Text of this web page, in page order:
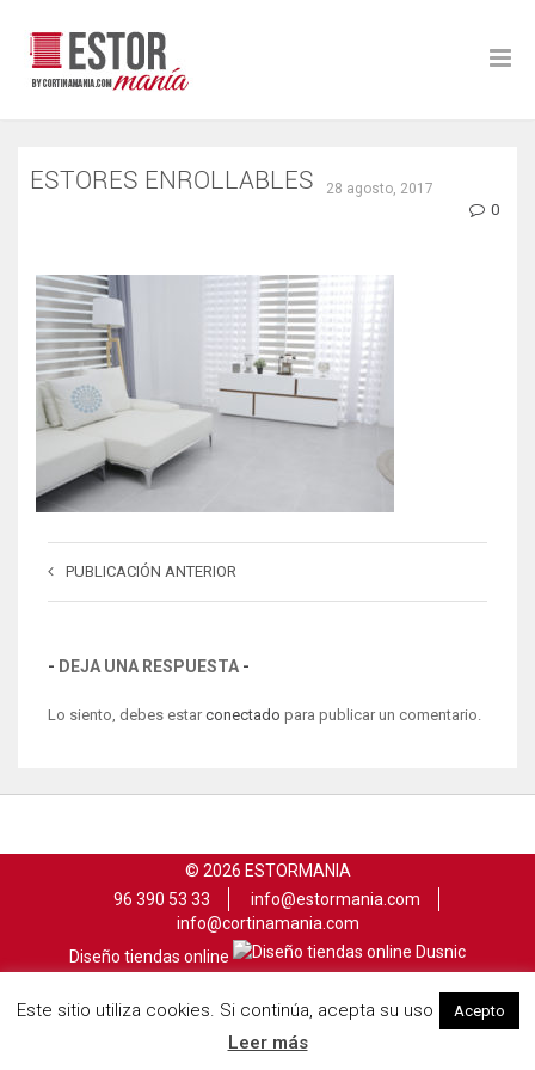
ESTORES ENROLLABLES 28 agosto, 2017
0
PUBLICACIÓN ANTERIOR
DEJA UNA RESPUESTA
Lo siento, debes estar conectado para publicar un comentario.
© 2026 ESTORMANIA
96 390 53 33
info@estormania.com
info@cortinamania.com
Diseño tiendas online
Aviso legal Política de privacidad Política de cookies
Este sitio utiliza cookies. Si continúa, acepta su uso Acepto
Leer más